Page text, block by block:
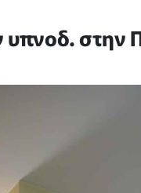
υπνοδ. στην